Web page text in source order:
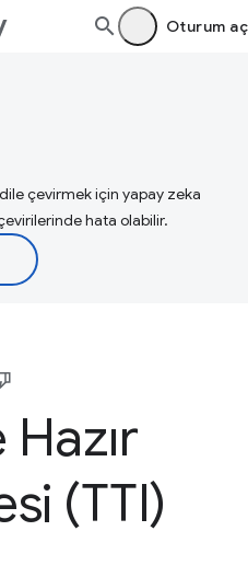
Oturum aç
çevirmek için yapay zeka
hata olabilir.
(TTI)